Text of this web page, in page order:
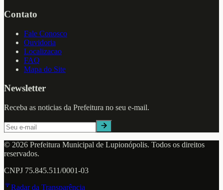
Contato
Fale Conosco
Ouvidoria
Localizacao
FAQ
Mapa do Site
Newsletter
Receba as noticias da Prefeitura no seu e-mail.
© 2026 Prefeitura Municipal de Lupionópolis. Todos os direitos
reservados.
CNPJ 75.845.511/0001-03
Radar da Transparência